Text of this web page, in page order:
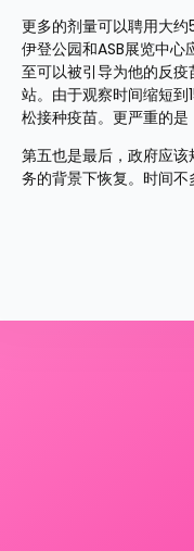
更多的剂量可以聘用大约
伊登公园和ASB展览中心
至可以被引导为他的反
站。由于观察时间缩短
松接种疫苗。更严重的是
第五也是最后，政府应
务的背景下恢复。时间不